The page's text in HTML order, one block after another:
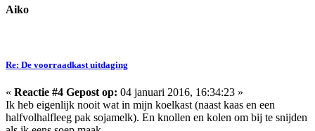
Aiko
Re: De voorraadkast uitdaging
« Reactie #4 Gepost op: 04 januari 2016, 16:34:23 »
Ik heb eigenlijk nooit wat in mijn koelkast (naast kaas en een
halfvolhalfleeg pak sojamelk). En knollen en kolen om bij te snijden